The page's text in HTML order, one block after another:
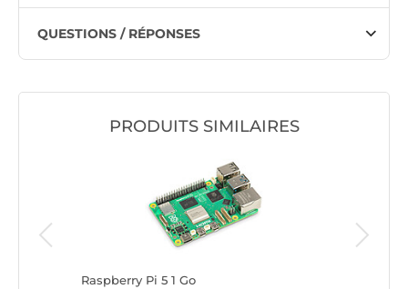
QUESTIONS / RÉPONSES
PRODUITS SIMILAIRES
Raspberry Pi 5 1 Go